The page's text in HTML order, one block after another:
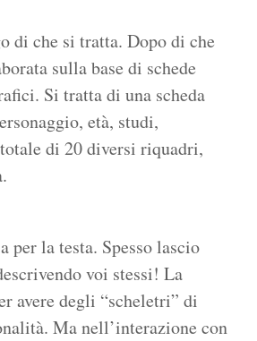
di che si tratta. Dopo di che
sulla base di schede
Si tratta di una scheda
età, studi,
di 20 diversi riquadri,
per la testa. Spesso lascio
voi stessi! La
avere degli “scheletri” di
Ma nell’interazione con